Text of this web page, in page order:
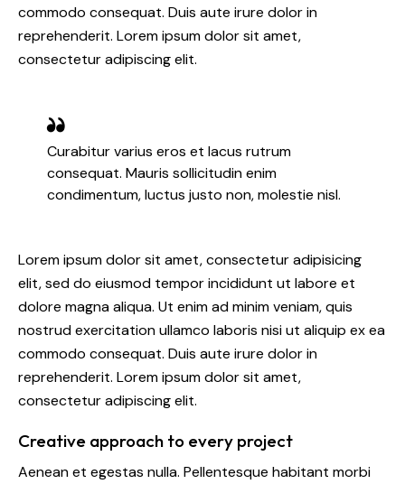
commodo consequat. Duis aute irure dolor in
reprehenderit. Lorem ipsum dolor sit amet,
consectetur adipiscing elit.
Curabitur varius eros et lacus rutrum
consequat. Mauris sollicitudin enim
condimentum, luctus justo non, molestie nisl.
Lorem ipsum dolor sit amet, consectetur adipisicing
elit, sed do eiusmod tempor incididunt ut labore et
dolore magna aliqua. Ut enim ad minim veniam, quis
nostrud exercitation ullamco laboris nisi ut aliquip ex ea
commodo consequat. Duis aute irure dolor in
reprehenderit. Lorem ipsum dolor sit amet,
consectetur adipiscing elit.
Creative approach to every project
Aenean et egestas nulla. Pellentesque habitant morbi